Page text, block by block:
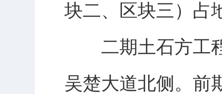
块二、区块三）占
二期土石方工程
吴楚大道北侧。前